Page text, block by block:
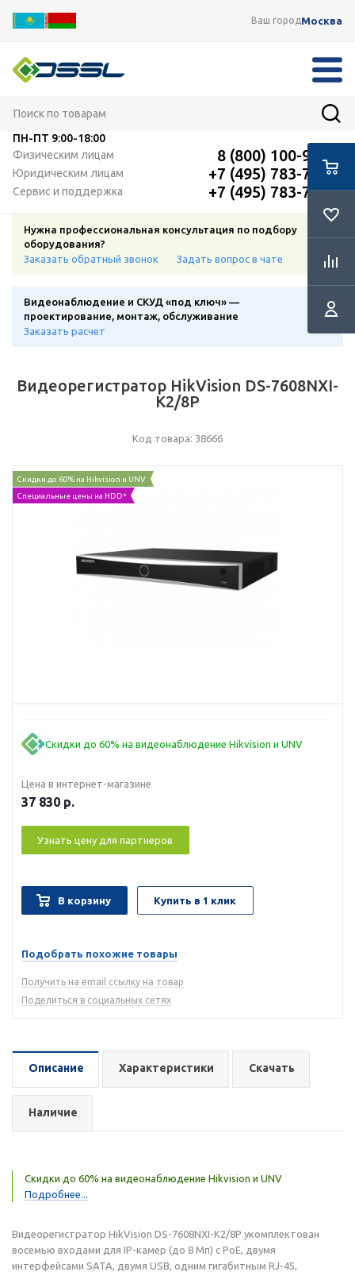
Ваш городМосква
ПН-ПТ 9:00-18:00
Физическим лицам
8 (800) 100-91-12
Юридическим лицам +7 (495) 783-72-87
Сервис и поддержка +7 (495) 783-72-87
Нужна профессиональная консультация по подбору
оборудования?
Заказать обратный звонок
Задать вопрос в чате
Видеонаблюдение и СКУД «под ключ» —
проектирование, монтаж, обслуживание
Заказать расчет
Видеорегистратор HikVision DS-7608NXI-
K2/8P
Код товара: 38666
Скидки до 60% на Hikvision и UNV
Специальные цены на HDD*
Скидки до 60% на видеонаблюдение Hikvision и UNV
Цена в интернет-магазине
37 830 р.
Узнать цену для партнеров
В корзину Купить в 1 клик
Подобрать похожие товары
Получить на email ссылку на товар
Поделиться в социальных сетях
Описание Характеристики Скачать
Наличие
Скидки до 60% на видеонаблюдение Hikvision и UNV
Подробнее...
Видеорегистратор HikVision DS-7608NXI-K2/8P укомплектован
восемью входами для IP-камер (до 8 Мп) с PoE, двумя
интерфейсами SATA, двумя USB, одним гигабитным RJ-45,